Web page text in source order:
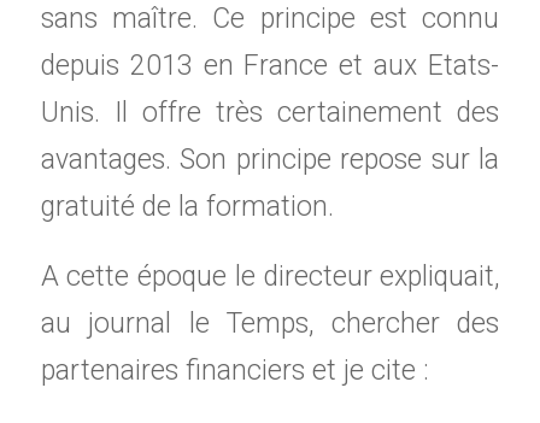
sans maître. Ce principe est connu
depuis 2013 en France et aux Etats-
Unis. Il offre très certainement des
avantages. Son principe repose sur la
gratuité de la formation.
A cette époque le directeur expliquait,
au journal le Temps, chercher des
partenaires financiers et je cite :